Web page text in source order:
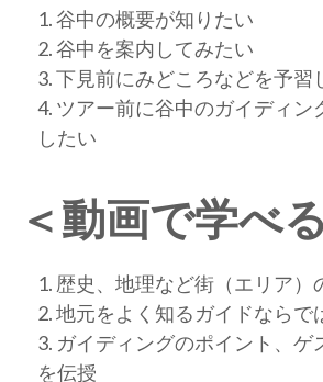
谷中の概要が知りたい
谷中を案内してみたい
下見前にみどころなどを予習
ツアー前に谷中のガイディン
したい
＜動画で学べ
歴史、地理など街（エリア）
地元をよく知るガイドならで
ガイディングのポイント、ゲ
を伝授